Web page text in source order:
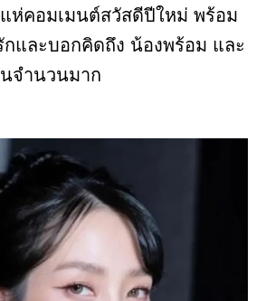
ห่คอมเมนต์สวัสดีปีใหม่ พร้อม
และบอกคิดถึง น้องพร้อม และ
จำนวนมาก